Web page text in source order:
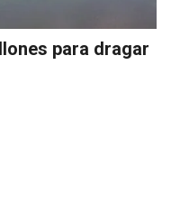
para dragar